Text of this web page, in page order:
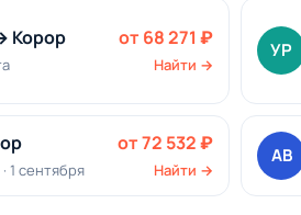
Корор от 68 271 ₽
Найти →
УР
1 сентября
от 72 532 ₽
Найти →
АВ